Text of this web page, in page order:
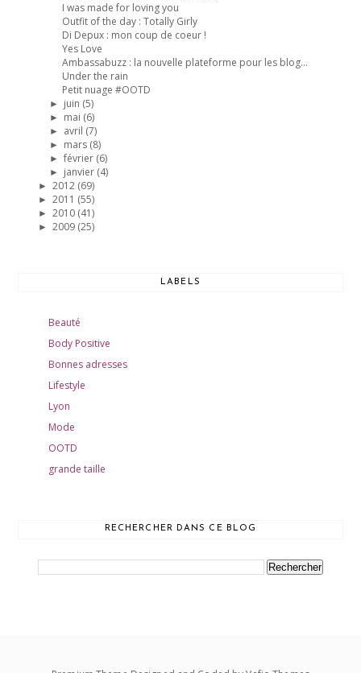
I was made for loving you
Outfit of the day : Totally Girly
Di Depux : mon coup de coeur !
Yes Love
Ambassabuzz : la nouvelle plateforme pour les blog...
Under the rain
Petit nuage #OOTD
► juin (5)
► mai (6)
► avril (7)
► mars (8)
► février (6)
► janvier (4)
► 2012 (69)
► 2011 (55)
► 2010 (41)
► 2009 (25)
LABELS
Beauté
Body Positive
Bonnes adresses
Lifestyle
Lyon
Mode
OOTD
grande taille
RECHERCHER DANS CE BLOG